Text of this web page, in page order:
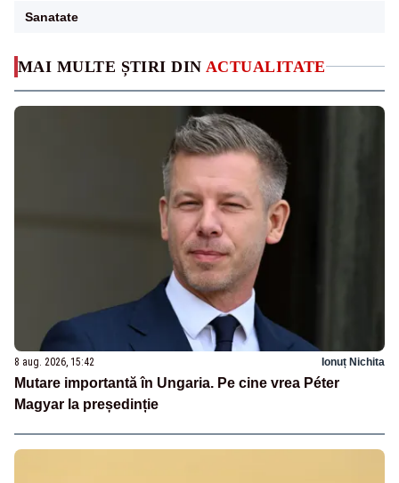
MAI MULTE ȘTIRI DIN ACTUALITATE
8 aug. 2026, 15:42 Ionuț Nichita
Mutare importantă în Ungaria. Pe cine vrea Péter
Magyar la președinție
Sanatate